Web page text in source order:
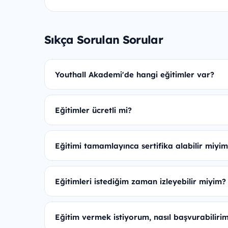
Sıkça Sorulan Sorular
Youthall Akademi'de hangi eğitimler var?
Eğitimler ücretli mi?
Eğitimi tamamlayınca sertifika alabilir
Eğitimleri istediğim zaman izleyebilir miyim?
Eğitim vermek istiyorum, nasıl